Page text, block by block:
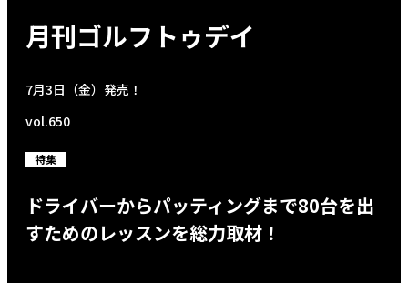
月刊ゴルフトゥデイ
7月3日（金）発売！
vol.650
特集
ドライバーからパッティングまで80台を出
すためのレッスンを総力取材！